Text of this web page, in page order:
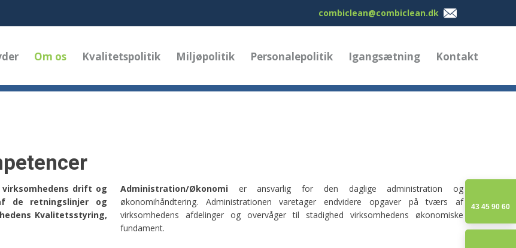
combiclean@combiclean.dk
Om os Kvalitetspolitik Miljøpolitik Personalepolitik Igangsætning Kontakt
drift og
de retningslinjer og
Kvalitetsstyring,
Administration/Økonomier ansvarlig for den daglige administration og
økonomihåndtering. Administrationen varetager endvidere opgaver på tværs af
virksomhedens afdelinger og overvåger til stadighed virksomhedens økonomiske
fundament.
43 45 90 60